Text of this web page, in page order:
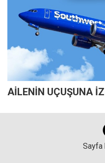
AİLENİN UÇUŞUNA
Sayfa